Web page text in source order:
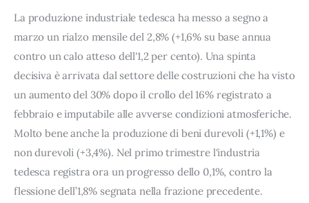
La produzione industriale tedesca ha messo a segno a
marzo un rialzo mensile del 2,8% (+1,6% su base annua
contro un calo atteso dell'1,2 per cento). Una spinta
decisiva è arrivata dal settore delle costruzioni che ha visto
un aumento del 30% dopo il crollo del 16% registrato a
febbraio e imputabile alle avverse condizioni atmosferiche.
Molto bene anche la produzione di beni durevoli (+1,1%) e
non durevoli (+3,4%). Nel primo trimestre l'industria
tedesca registra ora un progresso dello 0,1%, contro la
flessione dell’1,8% segnata nella frazione precedente.